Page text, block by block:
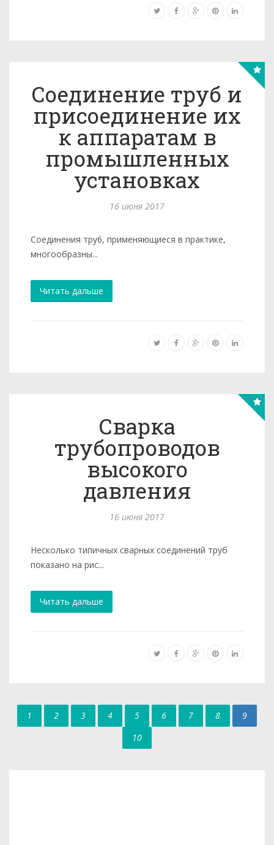
Соединение труб и
присоединение их
к аппаратам в
промышленных
установках
16 июня 2017
Соединения тру6, применяющиеся в практике,
многообразны...
Читать дальше
Сварка
трубопроводов
высокого
давления
16 июня 2017
Несколько типичных сварных соединений труб
показано на рис...
Читать дальше
1 2 3 4 5 6 7 8
9
10